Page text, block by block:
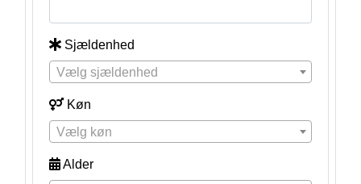
Sjældenhed
Vælg sjældenhed
Køn
Vælg køn
Alder